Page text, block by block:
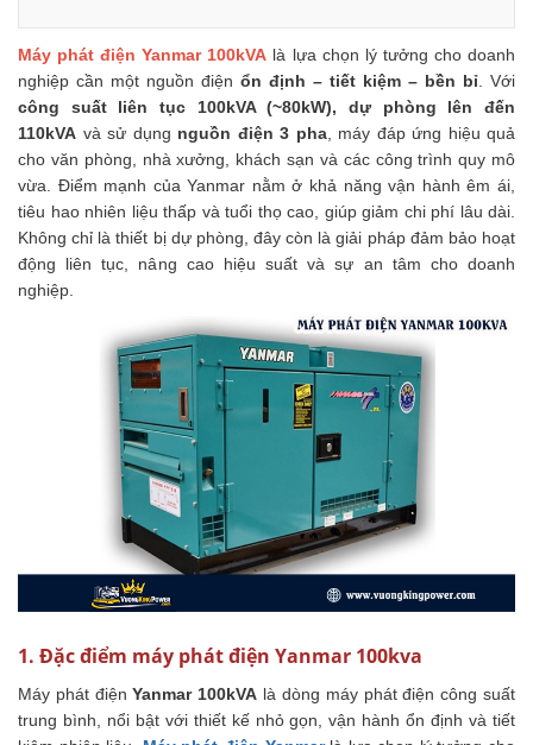
Máy phát điệnYanmar 100kVA là lựa chọn lý tưởng cho doanh
nghiệp cần một nguồn điện ổn định – tiết kiệm – bền bỉ. Với
công suất liên tục 100kVA (~80kW), dự phòng lên đến
110kVA và sử dụng nguồn điện 3 pha, máy đáp ứng hiệu quả
cho văn phòng, nhà xưởng, khách sạn và các công trình quy mô
vừa. Điểm mạnh của Yanmar nằm ở khả năng vận hành êm ái,
tiêu hao nhiên liệu thấp và tuổi thọ cao, giúp giảm chi phí lâu dài.
Không chỉ là thiết bị dự phòng, đây còn là giải pháp đảm bảo hoạt
động liên tục, nâng cao hiệu suất và sự an tâm cho doanh
nghiệp.
1. Đặc điểm máy phát điện Yanmar 100kva
Máy phát điệnYanmar 100kVA là dòng máy phát điện công suất
trung bình, nổi bật với thiết kế nhỏ gọn, vận hành ổn định và tiết